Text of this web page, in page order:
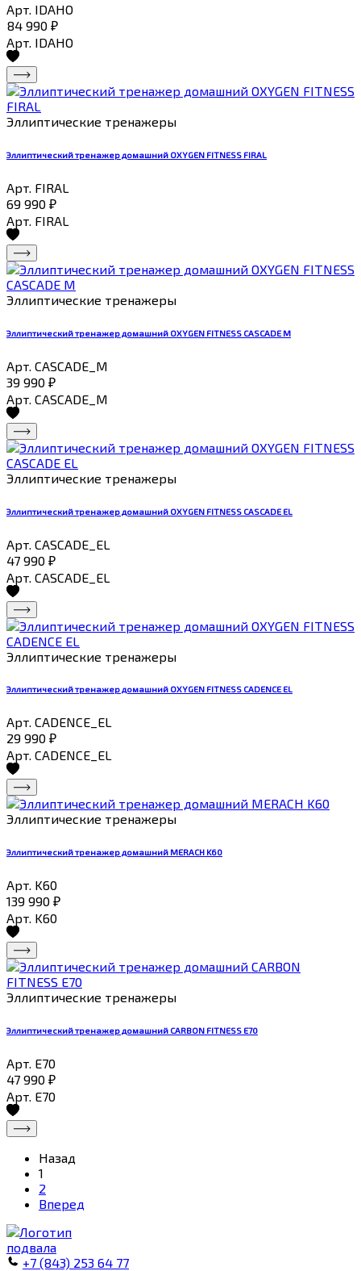
Арт. IDAHO
84 990 ₽
Арт. IDAHO
Эллиптические тренажеры
Эллиптический тренажер домашний OXYGEN FITNESS FIRAL
Арт. FIRAL
69 990 ₽
Арт. FIRAL
Эллиптические тренажеры
Эллиптический тренажер домашний OXYGEN FITNESS CASCADE M
Арт. CASCADE_M
39 990 ₽
Арт. CASCADE_M
Эллиптические тренажеры
Эллиптический тренажер домашний OXYGEN FITNESS CASCADE EL
Арт. CASCADE_EL
47 990 ₽
Арт. CASCADE_EL
Эллиптические тренажеры
Эллиптический тренажер домашний OXYGEN FITNESS CADENCE EL
Арт. CADENCE_EL
29 990 ₽
Арт. CADENCE_EL
Эллиптические тренажеры
Эллиптический тренажер домашний MERACH K60
Арт. K60
139 990 ₽
Арт. K60
Эллиптические тренажеры
Эллиптический тренажер домашний CARBON FITNESS E70
Арт. E70
47 990 ₽
Арт. E70
Назад
1
2
Вперед
+7 (843) 253 64 77